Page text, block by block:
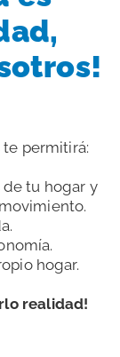
permitirá:
de tu hogar y
hogar.
realidad!